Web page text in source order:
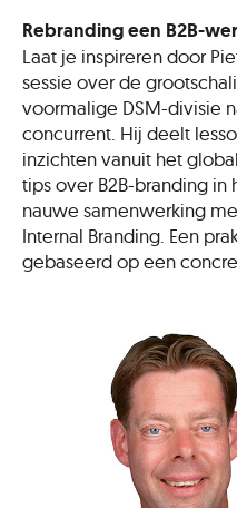
Rebranding een B2B-
Laat je inspireren door
sessie over de
voormalige DSM-divisie
concurrent. Hij deelt
inzichten vanuit het
tips over B2B-branding
nauwe samenwerking
Internal Branding. Een
gebaseerd op een